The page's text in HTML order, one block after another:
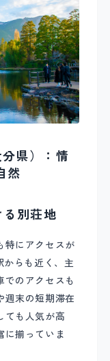
県）：情
然
別荘地
特にアクセスが
からも近く、主
のアクセスも
週末の短期滞在
ても人気が高
に揃っていま